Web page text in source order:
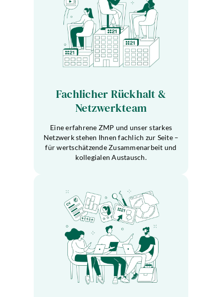
Fachlicher Rückhalt &
Netzwerkteam
Eine erfahrene ZMP und unser starkes
Netzwerk stehen Ihnen fachlich zur Seite –
für wertschätzende Zusammenarbeit und
kollegialen Austausch.